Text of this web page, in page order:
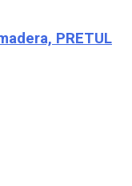
PRETUL